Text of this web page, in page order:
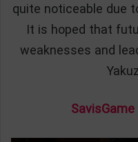
quite noticeable due
It is hoped that
weaknesses and
SavisGame